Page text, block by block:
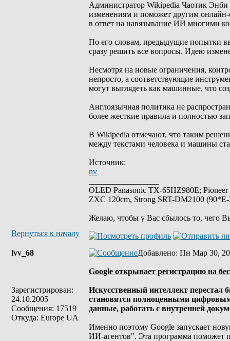
Администратор Wikipedia Чаотик Энби
изменениям и поможет другим онлайн-
в ответ на навязывание ИИ многими
По его словам, предыдущие попытки
сразу решить все вопросы. Идею
Несмотря на новые ограничения,
непросто, а соответствующие
могут выглядеть как машинные, что
Англоязычная политика не
более жесткие правила и полностью
В Wikipedia отмечают, что таким
между текстами человека и машины
Источник:
nv
OLED Panasonic TX-65HZ980E;
ZXC 120cm, Strong SRT-DM2100
Желаю, чтобы у Вас сбылось то, чего
Вернуться к началу
lvv_68
Зарегистрирован:
24.10.2005
Сообщения: 17519
Откуда: Europe UA
Добавлено: Пн Мар 30,
Google открывает регистрацию на
Искусственный интеллект
становятся полноценными
данные, работать с внутренней
Именно поэтому Google запускает
ИИ-агентов". Эта программа поможет